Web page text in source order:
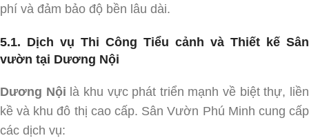
phí và đảm bảo độ bền lâu dài.
5.1. Dịch vụ Thi Công Tiểu cảnh và Thiết kế Sân
vườn tại Dương Nội
Dương Nội là khu vực phát triển mạnh về biệt thự, liền
kề và khu đô thị cao cấp. Sân Vườn Phú Minh cung cấp
các dịch vụ: